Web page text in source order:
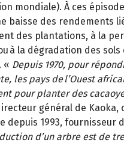
mondiale). À ces
baisse des rendements
des plantations, à la
à la dégradation des sols
« Depuis 1970, pour
les pays de l’Ouest
pour planter des
général de Kaoka,
depuis 1993, fournisseur
d’un arbre est de